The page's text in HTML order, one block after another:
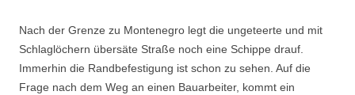
Nach der Grenze zu Montenegro legt die ungeteerte und mit
Schlaglöchern übersäte Straße noch eine Schippe drauf.
Immerhin die Randbefestigung ist schon zu sehen. Auf die
Frage nach dem Weg an einen Bauarbeiter, kommt ein